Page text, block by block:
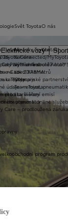
Elektrické vozy
zimních kol
na rok ZDARMA
Extracare
pro starší vozy
pneumatik
Care – prodloužená
program
T-mate
Toyota Connected/
CarPlay™ a Android Auto™
e-Call
u Toyoty
údaje – emise,
metodika měření emisí
dosutpnosti online služeb
Svět Toyota
Novinky Toyota
Kariéra
Výtvarná soutěž Auto
Lovci Kilometrů
Olympijské partnerství
Team Toyota
O nás
Kontakt